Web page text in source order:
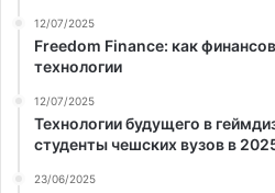
12/07/2025
Freedom Finance: как
технологии
12/07/2025
Технологии будущего в
студенты чешских вузов в
23/06/2025